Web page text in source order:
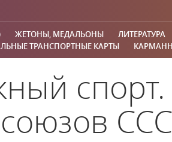
ЖЕТОНЫ, МЕДАЛЬОНЫ ЛИТЕРАТУРА
ТРАНСПОРТНЫЕ КАРТЫ
спорт.